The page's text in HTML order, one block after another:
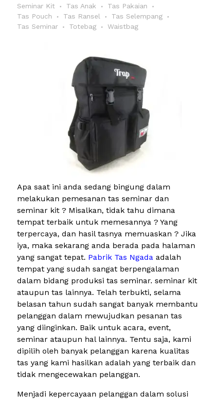
Seminar Kit
Tas Anak
Tas Pakaian
Tas Pouch
Tas Ransel
Tas Selempang
Tas Seminar
Totebag Waistbag
Apa saat ini anda sedang bingung dalam
melakukan pemesanan tas seminar dan
seminar kit ? Misalkan, tidak tahu dimana
tempat terbaik untuk memesannya ? Yang
terpercaya, dan hasil tasnya memuaskan ? Jika
iya, maka sekarang anda berada pada halaman
yang sangat tepat. Pabrik Tas Ngada adalah
tempat yang sudah sangat berpengalaman
dalam bidang produksi tas seminar. seminar kit
ataupun tas lainnya. Telah terbukti, selama
belasan tahun sudah sangat banyak membantu
pelanggan dalam mewujudkan pesanan tas
yang diinginkan. Baik untuk acara, event,
seminar ataupun hal lainnya. Tentu saja, kami
dipilih oleh banyak pelanggan karena kualitas
tas yang kami hasilkan adalah yang terbaik dan
tidak mengecewakan pelanggan.
Menjadi kepercayaan pelanggan dalam solusi